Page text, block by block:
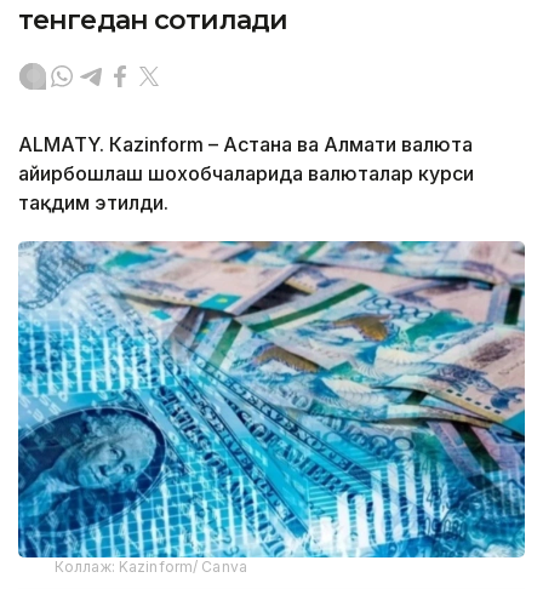
тенгедан сотилади
ALMATY. Кazinform – Астана ва Алмати валюта
айирбошлаш шохобчаларида валюталар курси
тақдим этилди.
Коллаж: Kazinform/ Canva